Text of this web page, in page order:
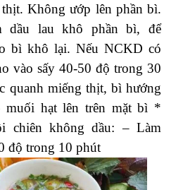
Không ướp lên phần bì.
dầu lau khô phần bì, để
bì khô lại. Nếu NCKD có
vào sấy 40-50 độ trong 30
quanh miếng thịt, bì hướng
hạt lên trên mặt bì *
chiên không dầu: – Làm
độ trong 10 phút